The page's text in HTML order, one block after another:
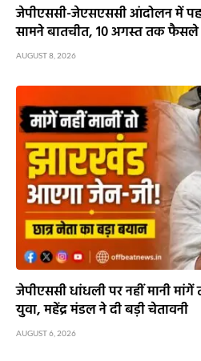
जेपीएससी-जेएसएससी आंदोलन में
सामने बातचीत, 10 अगस्त तक फैसले
AUGUST 8, 2026
जेपीएससी धांधली पर नहीं मानी
युवा, महेंद्र मंडल ने दी बड़ी चेतावनी
AUGUST 6, 2026